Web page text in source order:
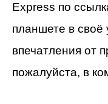
Express по
планшете в своё
впечатления от
пожалуйста, в